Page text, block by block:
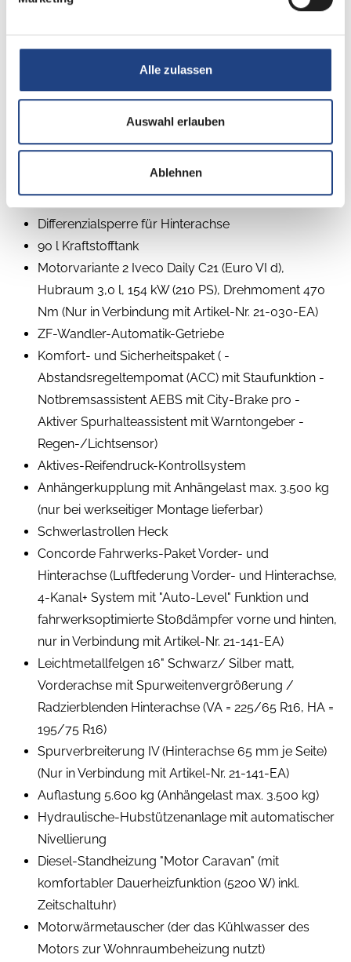
Alle zulassen
Auswahl erlauben
Ablehnen
Betten Doppel-/franz. Bett
Differenzialsperre für Hinterachse
90 l Kraftstofftank
Motorvariante 2 Iveco Daily C21 (Euro VI d),
Hubraum 3,0 l, 154 kW (210 PS), Drehmoment 470
Nm (Nur in Verbindung mit Artikel-Nr. 21-030-EA)
ZF-Wandler-Automatik-Getriebe
Komfort- und Sicherheitspaket ( -
Abstandsregeltempomat (ACC) mit Staufunktion -
Notbremsassistent AEBS mit City-Brake pro -
Aktiver Spurhalteassistent mit Warntongeber -
Regen-/Lichtsensor)
Aktives-Reifendruck-Kontrollsystem
Anhängerkupplung mit Anhängelast max. 3.500 kg
(nur bei werkseitiger Montage lieferbar)
Schwerlastrollen Heck
Concorde Fahrwerks-Paket Vorder- und
Hinterachse (Luftfederung Vorder- und Hinterachse,
4-Kanal+ System mit "Auto-Level" Funktion und
fahrwerksoptimierte Stoßdämpfer vorne und hinten,
nur in Verbindung mit Artikel-Nr. 21-141-EA)
Leichtmetallfelgen 16" Schwarz/ Silber matt,
Vorderachse mit Spurweitenvergrößerung /
Radzierblenden Hinterachse (VA = 225/65 R16, HA =
195/75 R16)
Spurverbreiterung IV (Hinterachse 65 mm je Seite)
(Nur in Verbindung mit Artikel-Nr. 21-141-EA)
Auflastung 5.600 kg (Anhängelast max. 3.500 kg)
Hydraulische-Hubstützenanlage mit automatischer
Nivellierung
Diesel-Standheizung "Motor Caravan" (mit
komfortabler Dauerheizfunktion (5200 W) inkl.
Zeitschaltuhr)
Motorwärmetauscher (der das Kühlwasser des
Motors zur Wohnraumbeheizung nutzt)